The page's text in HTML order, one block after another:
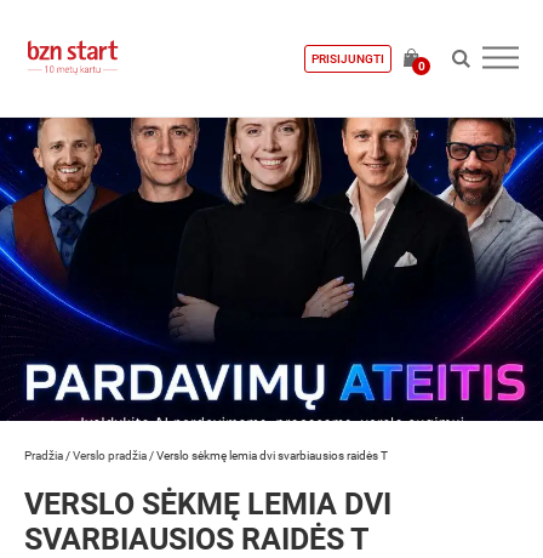
PRISIJUNGTI
0
Pradžia /Verslo pradžia /Verslo sėkmę lemia dvi svarbiausios raidės T
VERSLO SĖKMĘ LEMIA DVI
SVARBIAUSIOS RAIDĖS T